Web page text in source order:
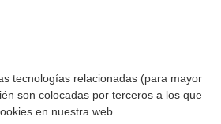
tecnologías relacionadas (para mayor
son colocadas por terceros a los que
en nuestra web.